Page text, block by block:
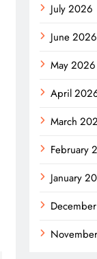
July 2026
June 2026
May 2026
April
March
February
January